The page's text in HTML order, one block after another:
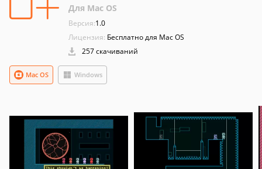
Для Mac OS
Версия:1.0
Лицензия: Бесплатно для Mac OS
257 скачиваний
Windows
Mac OS